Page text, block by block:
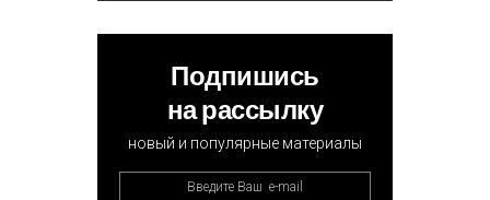
Подпишись
на рассылку
новый и популярные материалы